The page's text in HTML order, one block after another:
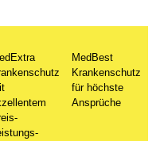
MedBest
Krankenschutz
für höchste
Ansprüche